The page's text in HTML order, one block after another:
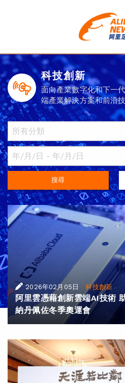
科技創新
面向產業數字化和下一
端產業解決方案和前沿
搜尋
2026年02月05日 |科技創新
阿里雲憑藉創新雲端AI技術
納丹佩佐冬季奧運會